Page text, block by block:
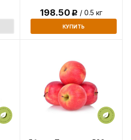
198.50Р / 0.5 кг
КУПИТЬ